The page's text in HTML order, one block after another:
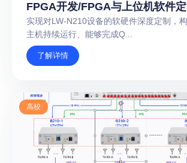
FPGA开发/FPGA与上位机软件
实现对LW-N210设备的软硬件深度定制，
主机持续运行、能够完成Q...
了解详情
高校